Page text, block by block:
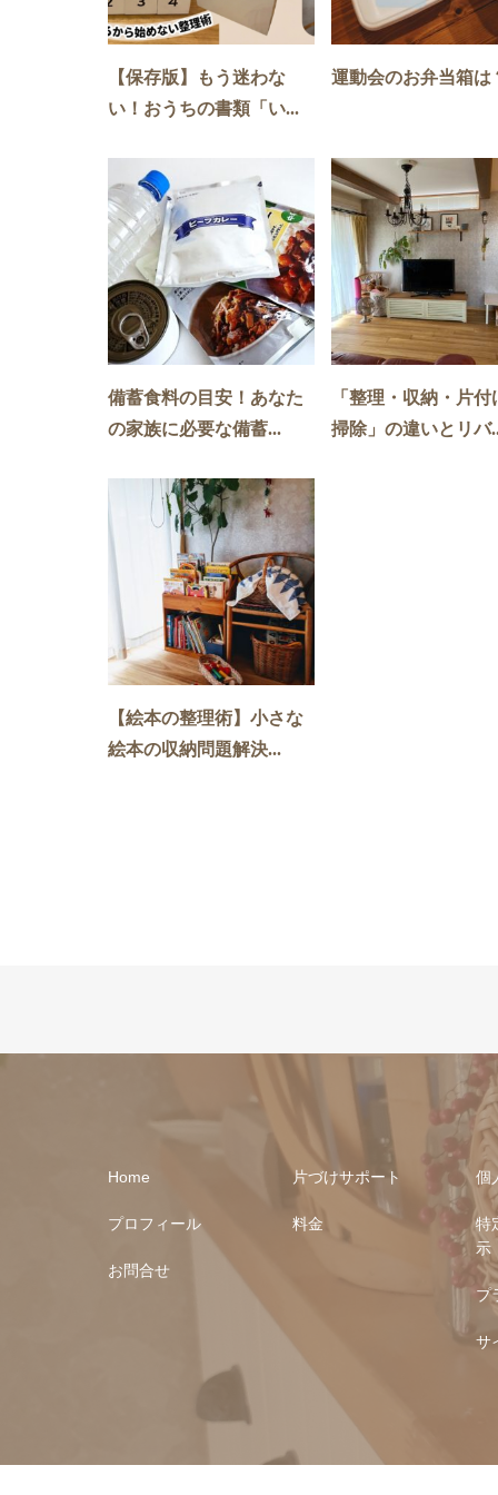
【保存版】もう迷わな
い！おうちの書類「い...
運動会のお弁当箱は
備蓄食料の目安！あなた
の家族に必要な備蓄...
「整理・収納・片付
掃除」の違いとリバ
【絵本の整理術】小さな
絵本の収納問題解決...
Home
プロフィール
お問合せ
片づけサポート
料金
個
特
示
プ
サ